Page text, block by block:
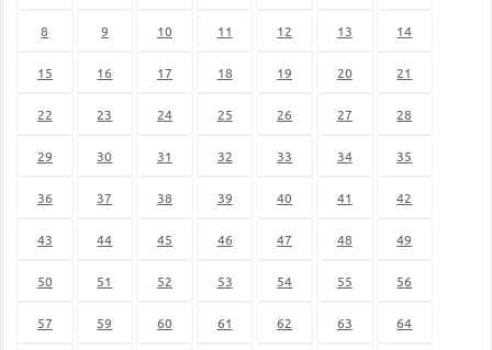
8 9 10 11 12 13 14
15 16 17 18 19 20 21
22 23 24 25 26 27 28
29 30 31 32 33 34 35
36 37 38 39 40 41 42
43 44 45 46 47 48 49
50 51 52 53 54 55 56
57 59 60 61 62 63 64